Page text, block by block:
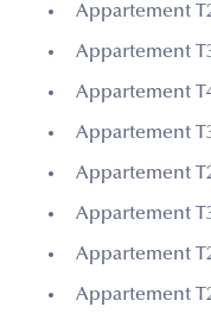
Appartement
Appartement
Appartement
Appartement
Appartement
Appartement
Appartement
Appartement